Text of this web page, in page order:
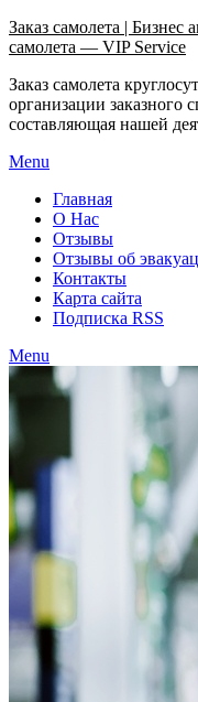
Заказ самолета | Бизнес
самолета — VIP Service
Заказ самолета
организации заказного
составляющая нашей
Menu
Главная
О Нас
Отзывы
Отзывы об
Контакты
Карта сайта
Подписка RSS
Menu